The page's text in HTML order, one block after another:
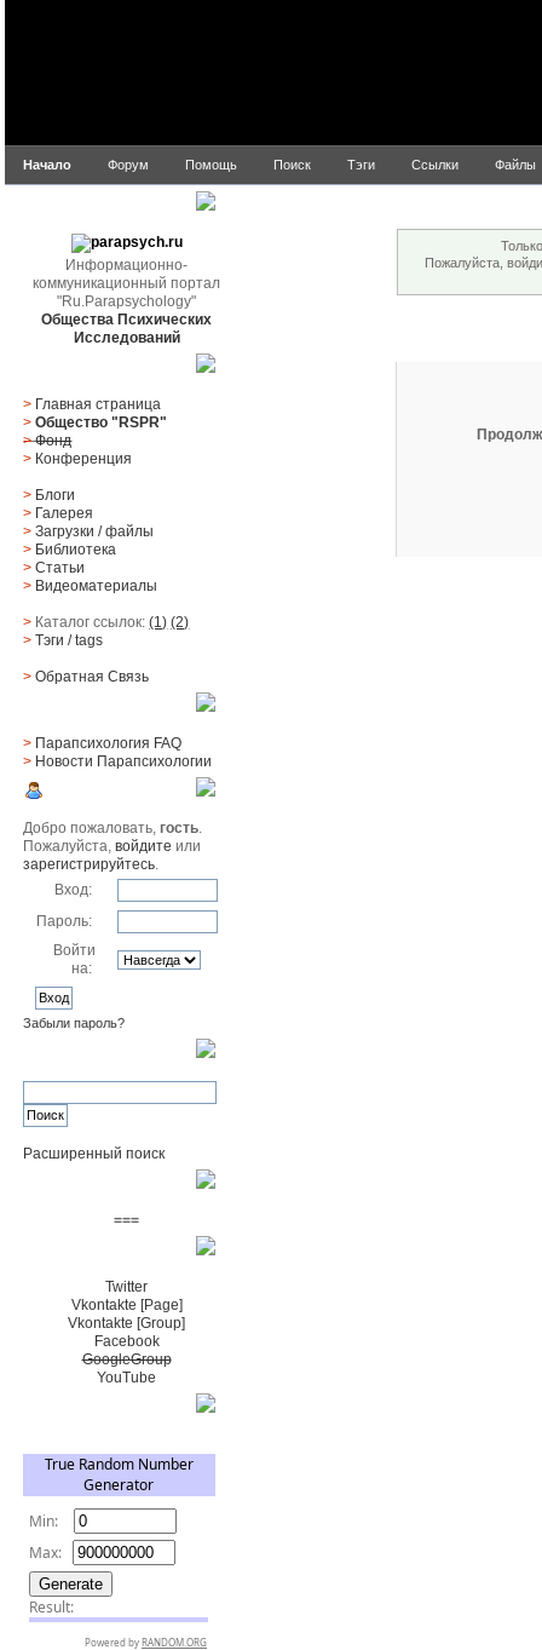
Начало Форум Помощь Поиск Тэги Ссылки Файлы
Информационно-
коммуникационный портал
"Ru.Parapsychology"
Общества Психических
Исследований
> Главная страница
> Общество "RSPR"
> Фонд
> Конференция
> Блоги
> Галерея
> Загрузки/файлы
> Библиотека
> Статьи
> Видеоматериалы
> Каталог ссылок:(1) (2)
> Тэги/ tags
> Обратная Cвязь
> Парапсихология FAQ
> Новости Парапсихологии
Добро пожаловать,гость.
Пожалуйста,войдите или
зарегистрируйтесь.
Вход:
Пароль:
Войти
на:
Забыли пароль?
Расширенный поиск
===
Twitter
Vkontakte [Page]
Vkontakte [Group]
Facebook
GoogleGroup
YouTube
Пожалуйста,